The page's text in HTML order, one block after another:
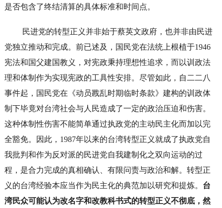
是否包含了终结清算的具体标准和时间点。
民进党的转型正义并非始于蔡英文政府，也并非由民进
党独立推动和完成。前已述及，国民党在法统上根植于1946
宪法和国父建国教义，对宪政秉持理想性追求，而以训政法
理和体制作为实现宪政的工具性安排。尽管如此，自二二八
事件起，国民党在《动员戡乱时期临时条款》建构的训政体
制下毕竟对台湾社会与人民造成了一定的政治压迫和伤害。
这种体制性伤害不能简单通过执政党的主动民主化而加以完
全豁免。因此，1987年以来的台湾转型正义就成了执政党自
我批判和作为反对派的民进党自我建制化之双向运动的过
程，是合力完成的真相确认、有限问责与政治和解。转型正
义的台湾经验本应当作为民主化的典范加以研究和提炼。 台
湾民众可能认为改名字和改教科书式的转型正义不彻底，然